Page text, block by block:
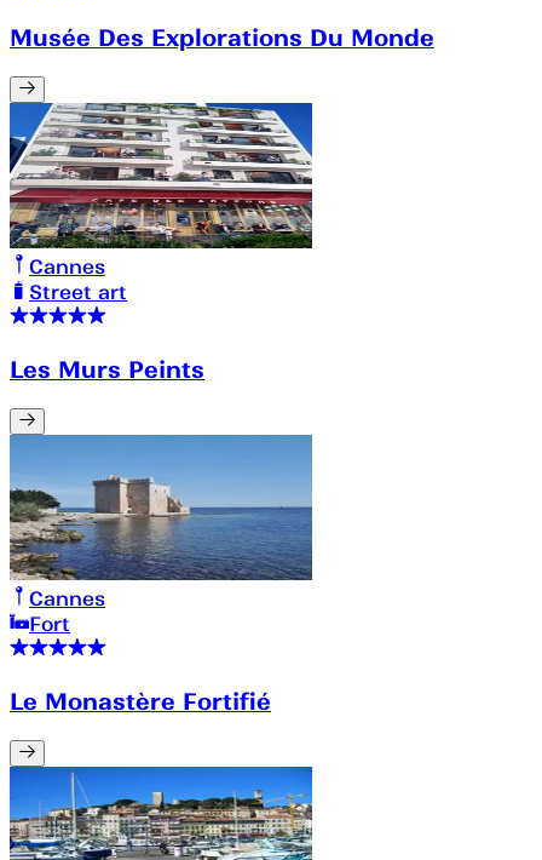
Musée Des Explorations Du Monde
Cannes
Street art
Les Murs Peints
Cannes
Fort
Le Monastère Fortifié